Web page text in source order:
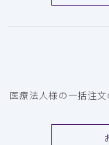
医療法人様の一括注